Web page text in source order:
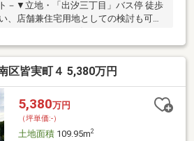
－▼立地・「出汐三丁目」バス停 徒歩
、店舗兼住宅用地としての検討も可
・周辺には既に建物があり、近隣状況
可能▼周辺環境・スーパー「マルショ
西霞町公園 徒歩5分(約370m)・広島
550m)・セブンイレブン広島出汐4丁目
の住まい探しをお手伝いします
・ご相談はお気軽にお問い合わせく
区皆実町４ 5,380万円
5,380万円
（坪単価:-）
土地面積109.95m2